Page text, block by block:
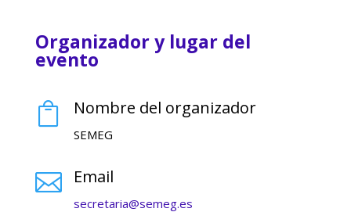
Organizador y lugar del
evento
 Nombre del organizador
SEMEG
 Email
secretaria@semeg.es